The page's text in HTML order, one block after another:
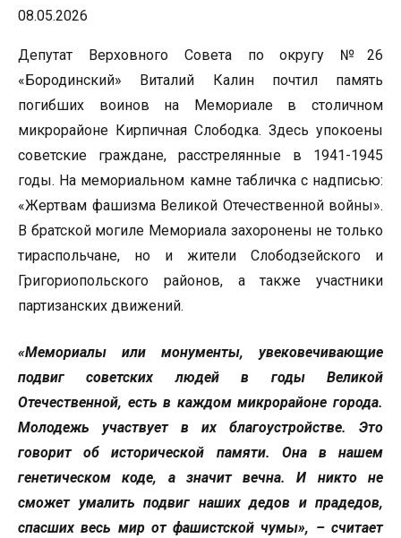
08.05.2026
Депутат Верховного Совета по округу №26
«Бородинский» Виталий Калин почтил память
погибших воинов на Мемориале в столичном
микрорайоне Кирпичная Слободка. Здесь упокоены
советские граждане, расстрелянные в 1941-1945
годы. На мемориальном камне табличка с надписью:
«Жертвам фашизма Великой Отечественной войны».
В братской могиле Мемориала захоронены не только
тираспольчане, но и жители Слободзейского и
Григориопольского районов, а также участники
партизанских движений.
«Мемориалы или монументы, увековечивающие
подвиг советских людей в годы Великой
Отечественной, есть в каждом микрорайоне города.
Молодежь участвует в их благоустройстве. Это
говорит об исторической памяти. Она в нашем
генетическом коде, а значит вечна. И никто не
сможет умалить подвиг наших дедов и прадедов,
спасших весь мир от фашистской чумы», – считает